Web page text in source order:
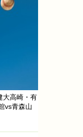
大高崎・有
vs青森山